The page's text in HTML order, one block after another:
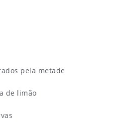
pela metade
de limão